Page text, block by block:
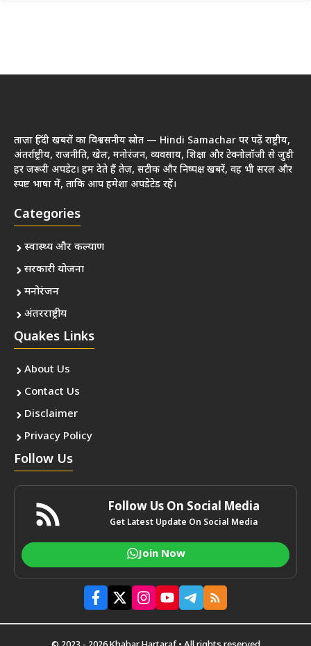
ताज़ा हिंदी खबरों का विश्वसनीय स्रोत — Hindi Samachar पर पढ़ें राष्ट्रीय,
अंतर्राष्ट्रीय, राजनीति, खेल, मनोरंजन, व्यवसाय, शिक्षा और टेक्नोलॉजी से जुड़ी
हर जरूरी अपडेट। हम देते हैं तेज़, सटीक और निष्पक्ष खबरें, वह भी सरल और
स्पष्ट भाषा में, ताकि आप हमेशा अपडेटेड रहें।
Categories
स्वास्थ्य और कल्याण
सरकारी योजना
मनोरंजन
अंतरराष्ट्रीय
Quakes Links
About Us
Contact Us
Disclaimer
Privacy Policy
Follow Us
Follow Us On Social Media
Get Latest Update On Social Media
Join Now